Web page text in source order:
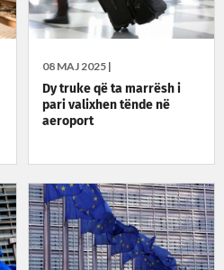
08 MAJ 2025 |
Dy truke që ta marrësh i
pari valixhen tënde në
aeroport